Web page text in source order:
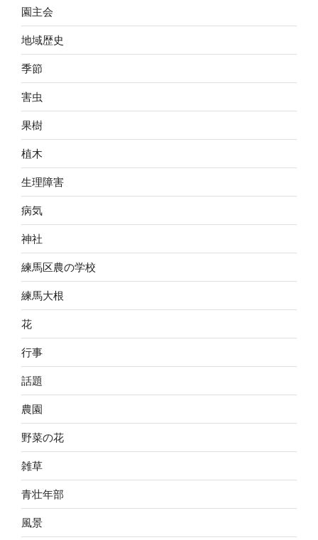
園主会
地域歴史
季節
害虫
果樹
植木
生理障害
病気
神社
練馬区農の学校
練馬大根
花
行事
話題
農園
野菜の花
雑草
青壮年部
風景